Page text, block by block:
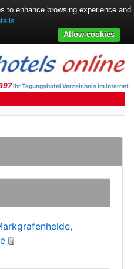
Ihr Tagungshotel Verzeichnis im Internet
to enhance browsing experience and
Allow cookies